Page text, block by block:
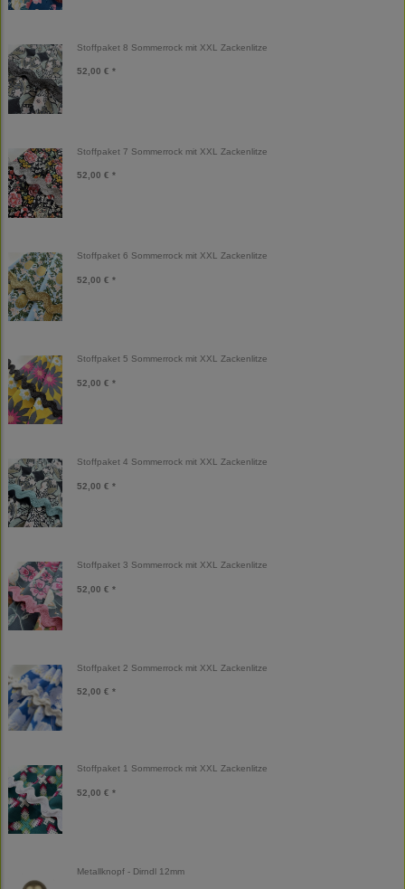
Stoffpaket 8 Sommerrock mit XXL Zackenlitze
52,00 € *
Stoffpaket 7 Sommerrock mit XXL Zackenlitze
52,00 € *
Stoffpaket 6 Sommerrock mit XXL Zackenlitze
52,00 € *
Stoffpaket 5 Sommerrock mit XXL Zackenlitze
52,00 € *
Stoffpaket 4 Sommerrock mit XXL Zackenlitze
52,00 € *
Stoffpaket 3 Sommerrock mit XXL Zackenlitze
52,00 € *
Stoffpaket 2 Sommerrock mit XXL Zackenlitze
52,00 € *
Stoffpaket 1 Sommerrock mit XXL Zackenlitze
52,00 € *
Metallknopf - Dirndl 12mm